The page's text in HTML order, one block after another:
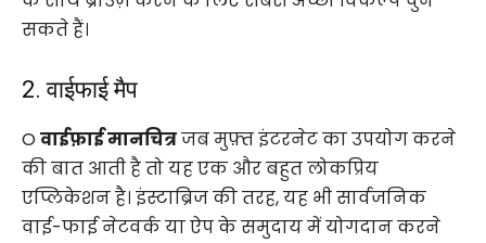
सकते हैं।
2. वाईफाई मैप
Oवाईफ़ाई मानचित्रजब मुफ़्त इंटरनेट का उपयोग करने
की बात आती है तो यह एक और बहुत लोकप्रिय
एप्लिकेशन है। इंस्टाब्रिज की तरह, यह भी सार्वजनिक
वाई-फाई नेटवर्क या ऐप के समुदाय में योगदान करने